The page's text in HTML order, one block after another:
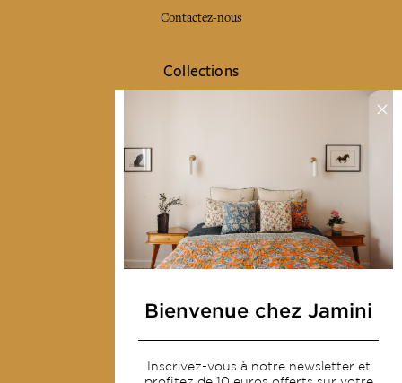
Contactez-nous
Collections
Sacs & pochettes
Mode
Services
CGV
Devenir revendeur
Notre communauté
Bienvenue chez Jamini
Inscrivez-vous à notre newsletter et